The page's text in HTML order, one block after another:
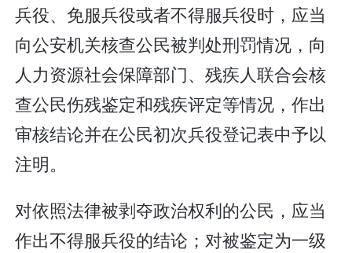
兵役、免服兵役或者不得服兵役时，应当
向公安机关核查公民被判处刑罚情况，向
人力资源社会保障部门、残疾人联合会核
查公民伤残鉴定和残疾评定等情况，作出
审核结论并在公民初次兵役登记表中予以
注明。
对依照法律被剥夺政治权利的公民，应当
作出不得服兵役的结论；对被鉴定为一级